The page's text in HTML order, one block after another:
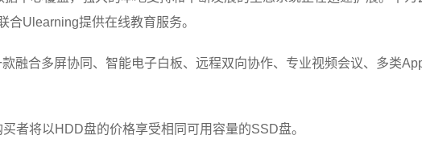
合Ulearning提供在线教育服务。
融合多屏协同、智能电子白板、远程双向协作、专业视频会议、多类
者将以HDD盘的价格享受相同可用容量的SSD盘。